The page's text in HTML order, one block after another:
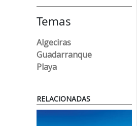
Temas
Algeciras
Guadarranque
Playa
RELACIONADAS